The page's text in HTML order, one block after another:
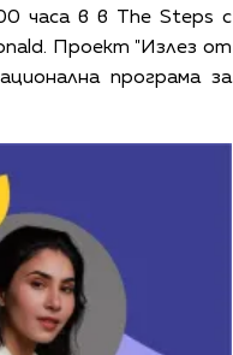
часа в в The Steps с
Проект "Излез от
програма за